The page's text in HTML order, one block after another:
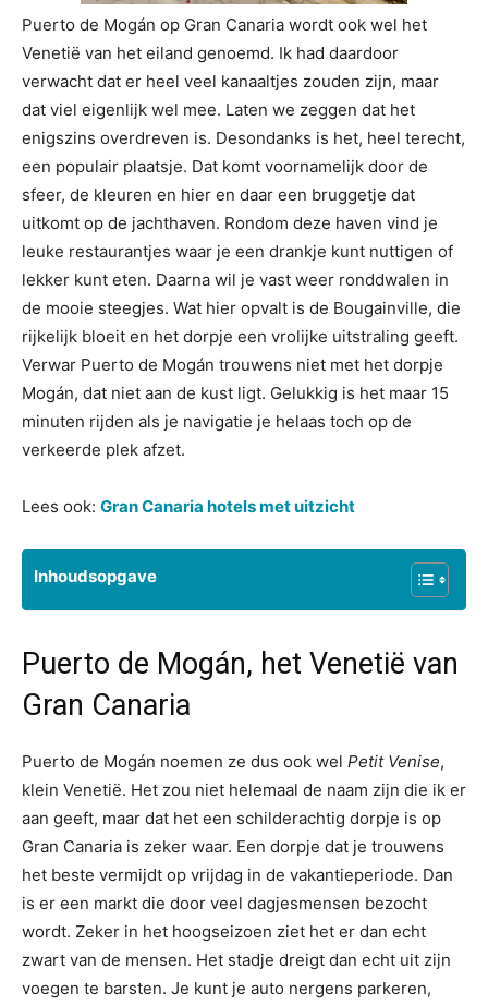
Puerto de Mogán op Gran Canaria wordt ook wel het
Venetië van het eiland genoemd. Ik had daardoor
verwacht dat er heel veel kanaaltjes zouden zijn, maar
dat viel eigenlijk wel mee. Laten we zeggen dat het
enigszins overdreven is. Desondanks is het, heel terecht,
een populair plaatsje. Dat komt voornamelijk door de
sfeer, de kleuren en hier en daar een bruggetje dat
uitkomt op de jachthaven. Rondom deze haven vind je
leuke restaurantjes waar je een drankje kunt nuttigen of
lekker kunt eten. Daarna wil je vast weer ronddwalen in
de mooie steegjes. Wat hier opvalt is de Bougainville, die
rijkelijk bloeit en het dorpje een vrolijke uitstraling geeft.
Verwar Puerto de Mogán trouwens niet met het dorpje
Mogán, dat niet aan de kust ligt. Gelukkig is het maar 15
minuten rijden als je navigatie je helaas toch op de
verkeerde plek afzet.
Lees ook: Gran Canaria hotels met uitzicht
Inhoudsopgave
Puerto de Mogán, het Venetië van
Gran Canaria
Puerto de Mogán noemen ze dus ook wel Petit Venise,
klein Venetië. Het zou niet helemaal de naam zijn die ik er
aan geeft, maar dat het een schilderachtig dorpje is op
Gran Canaria is zeker waar. Een dorpje dat je trouwens
het beste vermijdt op vrijdag in de vakantieperiode. Dan
is er een markt die door veel dagjesmensen bezocht
wordt. Zeker in het hoogseizoen ziet het er dan echt
zwart van de mensen. Het stadje dreigt dan echt uit zijn
voegen te barsten. Je kunt je auto nergens parkeren,